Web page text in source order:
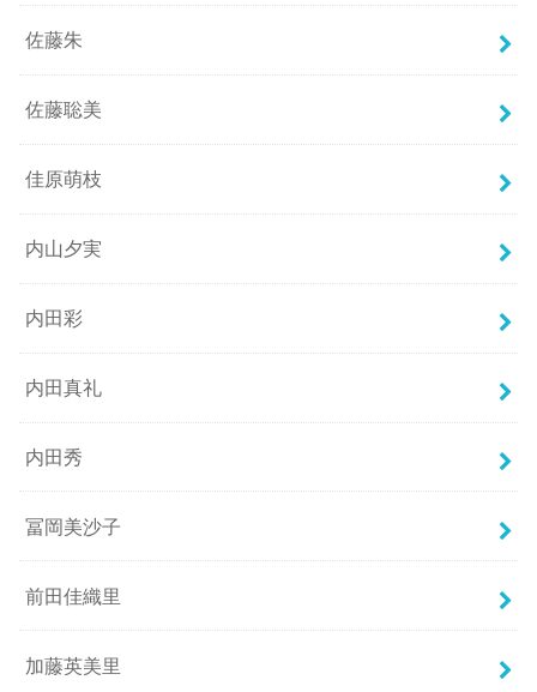
佐藤朱
佐藤聡美
佳原萌枝
内山夕実
内田彩
内田真礼
内田秀
冨岡美沙子
前田佳織里
加藤英美里